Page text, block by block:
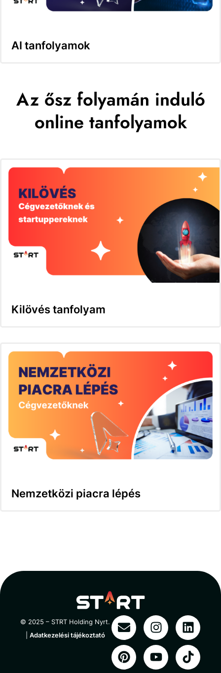
AI tanfolyamok
Az ősz folyamán induló
online tanfolyamok
Kilövés tanfolyam
Nemzetközi piacra lépés
© 2025 – STRT Holding Nyrt.
Adatkezelési tájékoztató